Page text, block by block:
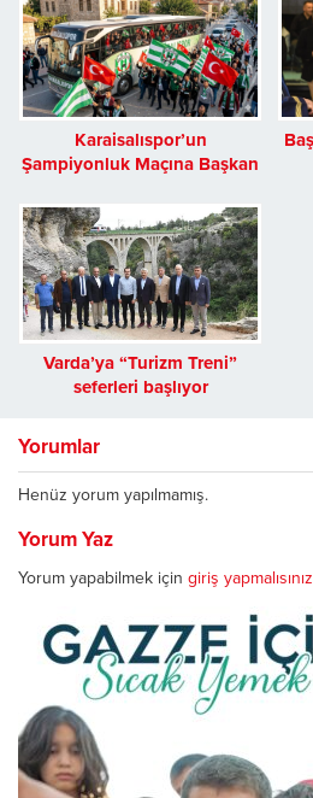
Karaisalıspor’un
Şampiyonluk Maçına Başkan
Varda’ya “Turizm Treni”
seferleri başlıyor
Yorumlar
Henüz yorum yapılmamış.
Yorum Yaz
Yorum yapabilmek için giriş yapmalısınız